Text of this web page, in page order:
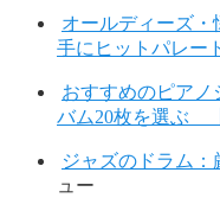
オールディーズ・
手にヒットパレー
おすすめのピア
バム20枚を選ぶ
ジャズのドラム
ュー